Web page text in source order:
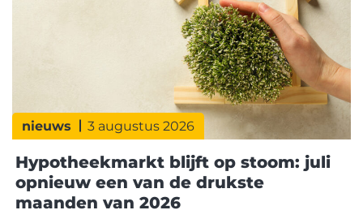
nieuws 3 augustus 2026
Hypotheekmarkt blijft op stoom: juli
opnieuw een van de drukste
maanden van 2026